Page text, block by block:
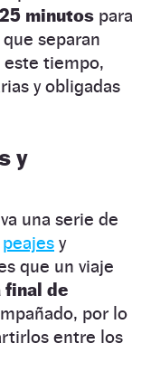
minutos para
que separan
este tiempo,
y obligadas
y
una serie de
peajes y
que un viaje
final de
por lo
entre los